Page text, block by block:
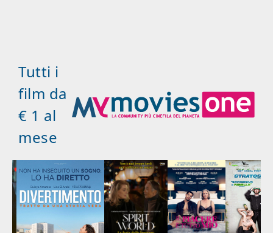
Tutti i
film da
€ 1 al
mese